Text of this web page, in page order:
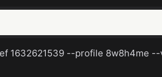
1632621539 --profile 8w8h4me --